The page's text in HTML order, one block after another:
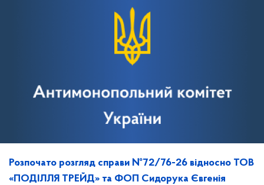
Розпочато розгляд справи №72/76-26 відносно ТОВ
«ПОДІЛЛЯ ТРЕЙД» та ФОП Сидорука Євгенія